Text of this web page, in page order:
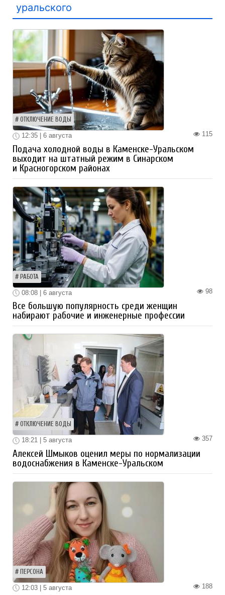
уральского
ОТКЛЮЧЕНИЕ ВОДЫ
115
12:35 | 6 августа
Подача холодной воды в Каменске-Уральском
выходит на штатный режим в Синарском
и Красногорском районах
РАБОТА
98
08:08 | 6 августа
Все большую популярность среди женщин
набирают рабочие и инженерные профессии
ОТКЛЮЧЕНИЕ ВОДЫ
357
18:21 | 5 августа
Алексей Шмыков оценил меры по нормализации
водоснабжения в Каменске-Уральском
ПЕРСОНА
188
12:03 | 5 августа